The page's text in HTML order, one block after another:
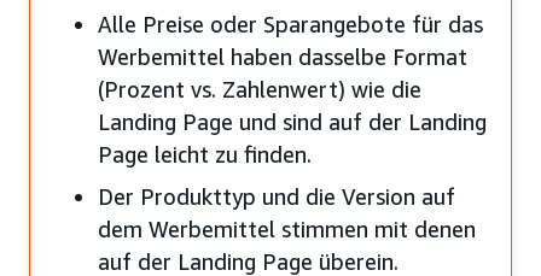
Alle Preise oder Sparangebote für das
Werbemittel haben dasselbe Format
(Prozent vs. Zahlenwert) wie die
Landing Page und sind auf der Landing
Page leicht zu finden.
Der Produkttyp und die Version auf
dem Werbemittel stimmen mit denen
auf der Landing Page überein.